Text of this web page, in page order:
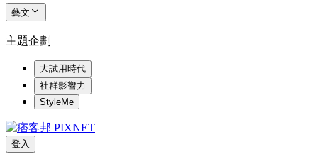
藝文
主題企劃
大試用時代
社群影響力
StyleMe
登入